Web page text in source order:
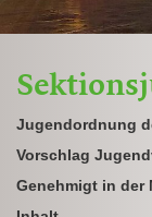
Jugendordnung
Vorschlag
Genehmigt in der